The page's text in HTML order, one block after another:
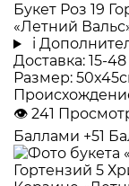
Букет Роз 19
«Летний
i
Доставка: 15-
Размер:
👁 241
Баллами +51